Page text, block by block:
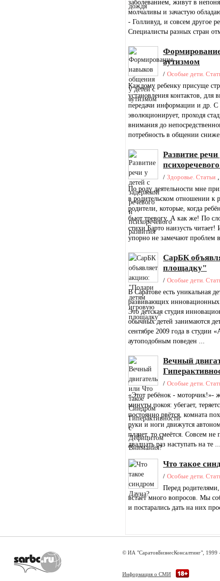
заболеванием, живут в
молчаливы и зачастую
- Голливуд, и совсем другое
Специалисты разных стран
аутизмом
/ Особые дети.
Каждому ребенку присуще
установления контактов, для
передачи информации и др. С
эволюционирует, проходя
внимания до
потребность в общении
Развитие
/ Здоровье. Статьи
По роду деятельности мне
в родительском отношении к
родители, которые, когда
бьют тревогу. А как же! По
стихи Барто наизусть читает!
упорно не замечают проблем
СарБК
площадку"
/ Особые дети.
В Саратове есть уникальная
развивающих инновационных
Это детская студия
обычных детей занимаются
сентябре 2009 года в студии
аутоподобным поведен ...
Вечный
/ Особые дети.
«Этот ребёнок - моторчик!»-
минуты покоя: убегает,
постоянно рвётся, комната
руки и ноги движутся
плачет, то смеётся. Совсем
двадцать раз наступать на те
Что такое
/ Особые дети.
Перед
встаёт много вопросов. Мы
и постарались дать на них
© ИА "СаратовБизнесКонсалтинг", 1999
Информация о СМИ